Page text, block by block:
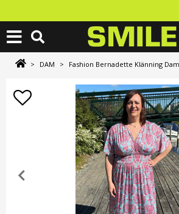
> DAM > Fashion Bernadette Klänning